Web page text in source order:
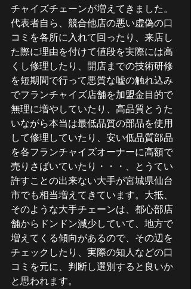
チャイズチェーンが増えてきました。
代表者自ら、競合他店の悪い虚偽の口
コミを各所に入れて回ったり、来店し
た際に理由を付けて値段を実際には高
くし修理したり、開店までの技術研修
を短期間で行って悪質な嘘の触れ込み
でフランチャイズ店舗を加盟金目的で
無理に増やしていたり、高品質とうた
いながら本当は最低品質の部品を使用
して修理していたり、安い低品質部品
を各フランチャイズオーナーに高額で
売りさばいていたり・・・、とうてい
許すことの出来ない大手が宮城県仙台
市でも相当増えてきています。大抵、
そのような大手チェーンは、都心部店
舗からドンドン減少していて、地方で
増えてくる傾向があるので、その辺を
チェックしたり、実際の知人などの口
コミを元に、判断し選別すると良いか
と思われます。